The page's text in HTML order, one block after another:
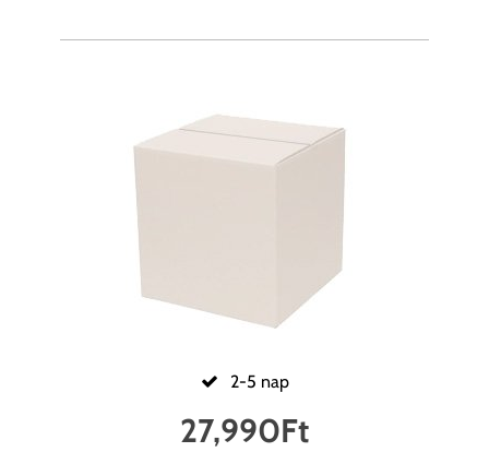
2-5 nap
27,990Ft